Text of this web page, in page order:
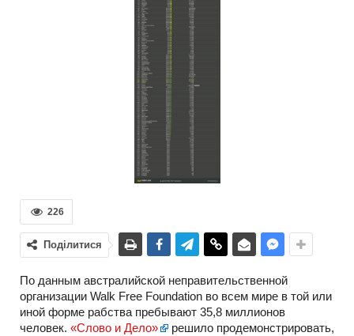
226
Поділитися
По данным австралийской неправительственной
организации Walk Free Foundation во всем мире в той или
иной форме рабства пребывают 35,8 миллионов
человек. «Слово и Дело»
решило продемонстрировать,